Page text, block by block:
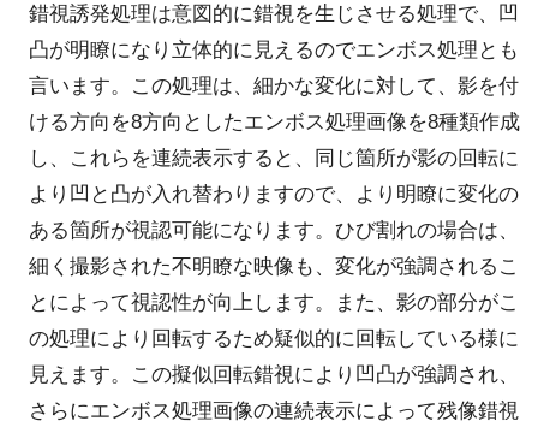
錯視誘発処理は意図的に錯視を生じさせる処理で、凹
凸が明瞭になり立体的に見えるのでエンボス処理とも
言います。この処理は、細かな変化に対して、影を付
ける方向を8方向としたエンボス処理画像を8種類作成
し、これらを連続表示すると、同じ箇所が影の回転に
より凹と凸が入れ替わりますので、より明瞭に変化の
ある箇所が視認可能になります。ひび割れの場合は、
細く撮影された不明瞭な映像も、変化が強調されるこ
とによって視認性が向上します。また、影の部分がこ
の処理により回転するため疑似的に回転している様に
見えます。この擬似回転錯視により凹凸が強調され、
さらにエンボス処理画像の連続表示によって残像錯視